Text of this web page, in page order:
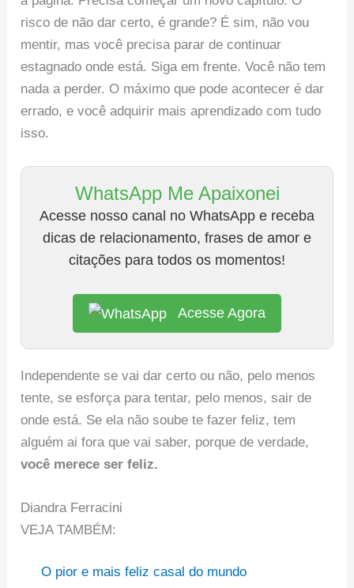
risco de não dar certo, é grande? É sim, não vou
mentir, mas você precisa parar de continuar
estagnado onde está. Siga em frente. Você não tem
nada a perder. O máximo que pode acontecer é dar
errado, e você adquirir mais aprendizado com tudo
isso.
WhatsApp Me Apaixonei
Acesse nosso canal no WhatsApp e receba
dicas de relacionamento, frases de amor e
citações para todos os momentos!
Acesse Agora
Independente se vai dar certo ou não, pelo menos
tente, se esforça para tentar, pelo menos, sair de
onde está. Se ela não soube te fazer feliz, tem
alguém ai fora que vai saber, porque de verdade,
você merece ser feliz.
Diandra Ferracini
VEJA TAMBÉM:
O pior e mais feliz casal do mundo